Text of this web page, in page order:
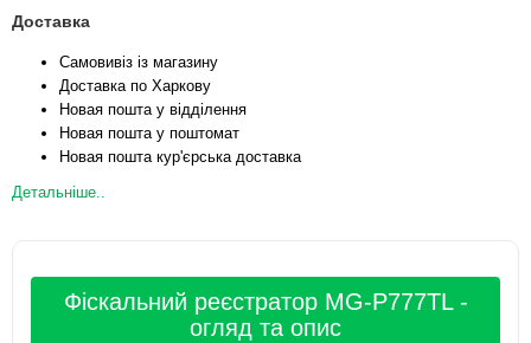
Доставка
Самовивіз із магазину
Доставка по Харкову
Новая пошта у відділення
Новая пошта у поштомат
Новая пошта кур'єрська доставка
Детальніше..
Фіскальний реєстратор MG-P777TL -
огляд та опис